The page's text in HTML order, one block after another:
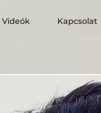
Videók
Kapcsolat